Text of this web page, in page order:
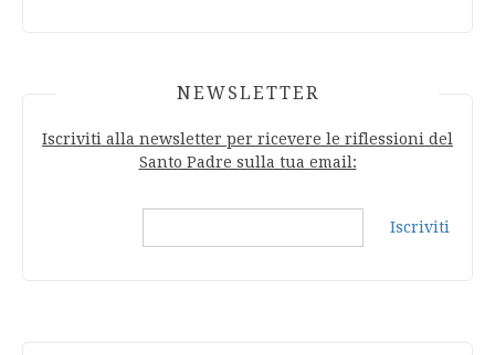
NEWSLETTER
Iscriviti alla newsletter per ricevere le riflessioni del
Santo Padre sulla tua email:
Iscriviti